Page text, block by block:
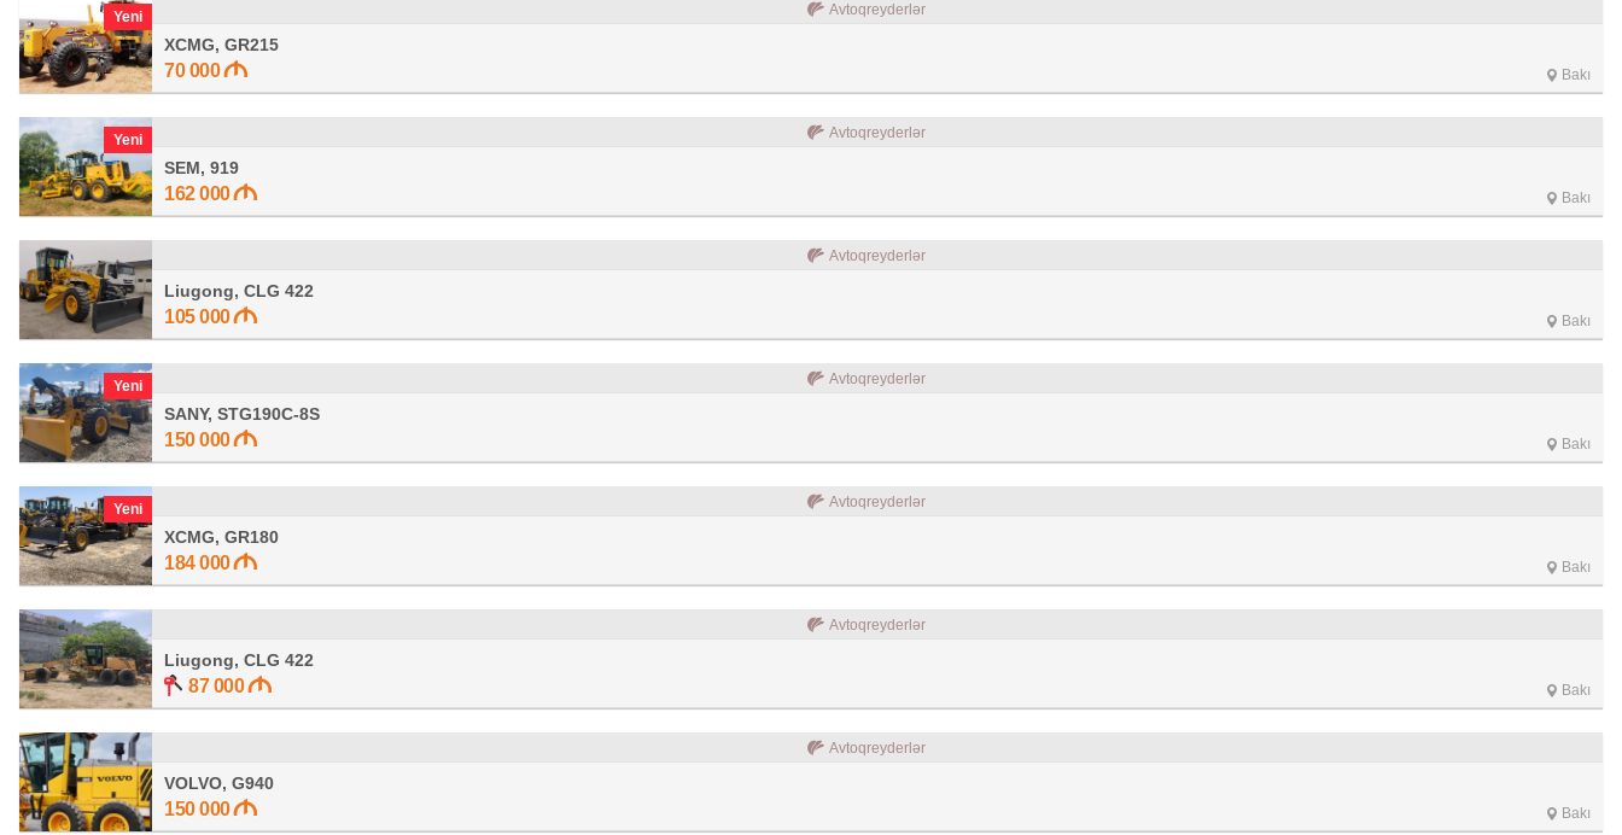
Yeni Avtoqreyderlər
XCMG, GR215
70 000 Bakı
Yeni Avtoqreyderlər
SEM, 919
162 000 Bakı
Avtoqreyderlər
Liugong, CLG 422
105 000 Bakı
Yeni Avtoqreyderlər
SANY, STG190C-8S
150 000 Bakı
Yeni Avtoqreyderlər
XCMG, GR180
184 000 Bakı
Avtoqreyderlər
Liugong, CLG 422
87 000 Bakı
Avtoqreyderlər
VOLVO, G940
150 000 Bakı